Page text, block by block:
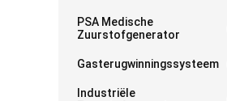
PSA Medische
Zuurstofgenerator
Gasterugwinningssysteem
Industriële